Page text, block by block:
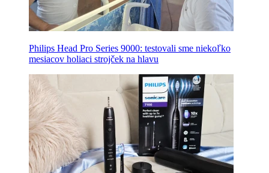
Philips Head Pro Series 9000: testovali sme niekoľko
mesiacov holiaci strojček na hlavu